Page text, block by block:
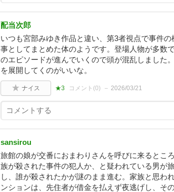
配当次郎
いつも宮部みゆき作品と違い、第3者視点で事件
事としてまとめた体のようです。登場人物が多数
のエピソードが進んでいくので頭が混乱しました
を展開してくのがいいな。
ナイス ★3 コメント(0) 2026/03/21
sansirou
旅館の娘が交番におまわりさんを呼びに来るとこ
族が殺された事件の犯人か、と疑われている男が
し、誰が殺されたかが謎のまま進む。家族と思わ
ンションは、先住者が借金を払えず夜逃げし、そ